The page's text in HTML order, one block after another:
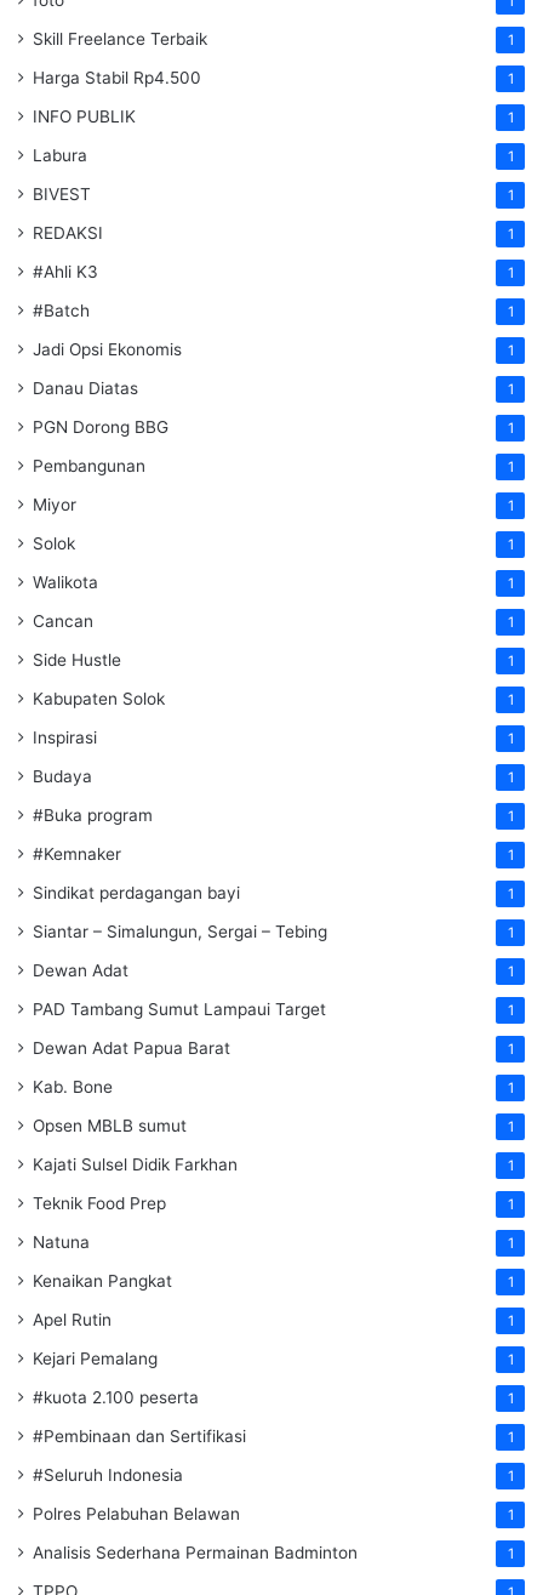
Skill Freelance Terbaik 1
Harga Stabil Rp4.500 1
INFO PUBLIK 1
Labura 1
BIVEST 1
REDAKSI 1
#Ahli K3 1
#Batch 1
Jadi Opsi Ekonomis 1
Danau Diatas 1
PGN Dorong BBG 1
Pembangunan 1
Miyor 1
Solok 1
Walikota 1
Cancan 1
Side Hustle 1
Kabupaten Solok 1
Inspirasi 1
Budaya 1
#Buka program 1
#Kemnaker 1
Sindikat perdagangan bayi 1
Siantar – Simalungun, Sergai – Tebing 1
Dewan Adat 1
PAD Tambang Sumut Lampaui Target 1
Dewan Adat Papua Barat 1
Kab. Bone 1
Opsen MBLB sumut 1
Kajati Sulsel Didik Farkhan 1
Teknik Food Prep 1
Natuna 1
Kenaikan Pangkat 1
Apel Rutin 1
Kejari Pemalang 1
#kuota 2.100 peserta 1
#Pembinaan dan Sertifikasi 1
#Seluruh Indonesia 1
Polres Pelabuhan Belawan 1
Analisis Sederhana Permainan Badminton 1
TPPO